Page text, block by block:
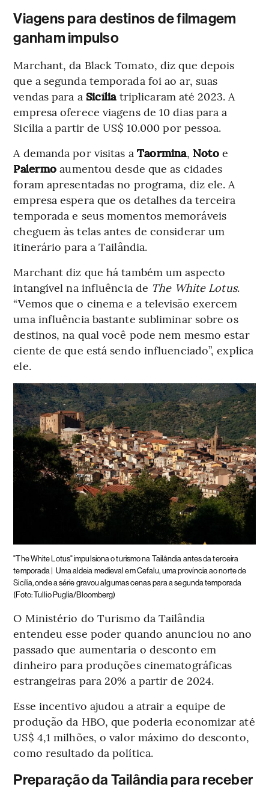
Viagens para destinos de filmagem
ganham impulso
Marchant, da Black Tomato, diz que depois
que a segunda temporada foi ao ar, suas
vendas para a Sicília triplicaram até 2023. A
empresa oferece viagens de 10 dias para a
Sicília a partir de US$ 10.000 por pessoa.
A demanda por visitas a Taormina, Notoe
Palermoaumentou desde que as cidades
foram apresentadas no programa, diz ele. A
empresa espera que os detalhes da terceira
temporada e seus momentos memoráveis
cheguem às telas antes de considerar um
itinerário para a Tailândia.
Marchant diz que há também um aspecto
intangível na influência de The White Lotus.
“Vemos que o cinema e a televisão exercem
uma influência bastante subliminar sobre os
destinos, na qual você pode nem mesmo estar
ciente de que está sendo influenciado”, explica
ele.
"The White Lotus" impulsiona o turismo na Tailândia antes da terceira
temporada |
Uma aldeia medieval em Cefalu, uma província ao norte de
Sicília, onde a série gravou algumas cenas para a segunda temporada
(Foto: Tullio Puglia/Bloomberg)
O Ministério do Turismo da Tailândia
entendeu esse poder quando anunciou no ano
passado que aumentaria o desconto em
dinheiro para produções cinematográficas
estrangeiras para 20% a partir de 2024.
Esse incentivo ajudou a atrair a equipe de
produção da HBO, que poderia economizar até
US$ 4,1 milhões, o valor máximo do desconto,
como resultado da política.
Preparação da Tailândia para receber